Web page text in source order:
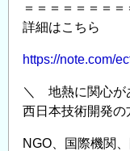
＝＝＝＝＝＝＝＝
詳細はこちら
https://note.com/
＼ 地熱に関心
西日本技術開発
NGO、国際機関